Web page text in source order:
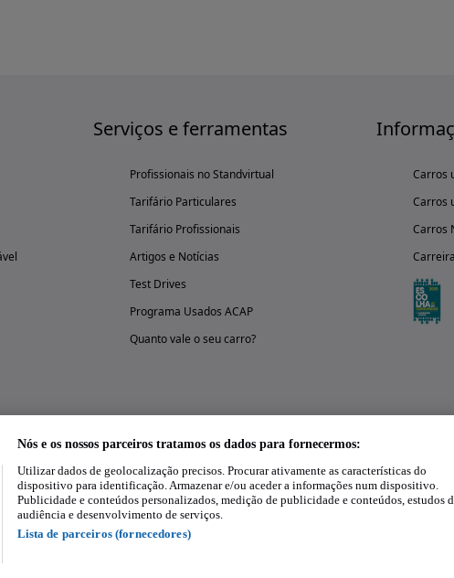
Serviços e ferramentas
Profissionais no Standvirtual
Tarifário Particulares
Tarifário Profissionais
Artigos e Notícias
Test Drives
Programa Usados ACAP
Quanto vale o seu carro?
Carros
Carros
Carros
Experimenta a aplicação
Nós e os nossos parceiros tratamos os dados para fornecermos:
Utilizar dados de geolocalização precisos. Procurar ativamente as características do
dispositivo para identificação. Armazenar e/ou aceder a informações num dispositivo.
Publicidade e conteúdos personalizados, medição de publicidade e conteúdos, estudos
audiência e desenvolvimento de serviços.
Lista de parceiros (fornecedores)